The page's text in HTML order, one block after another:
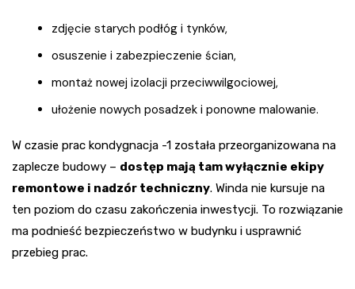
zdjęcie starych podłóg i tynków,
osuszenie i zabezpieczenie ścian,
montaż nowej izolacji przeciwwilgociowej,
ułożenie nowych posadzek i ponowne malowanie.
W czasie prac kondygnacja -1 została przeorganizowana na
zaplecze budowy – dostęp mają tam wyłącznie ekipy
remontowe i nadzór techniczny. Winda nie kursuje na
ten poziom do czasu zakończenia inwestycji. To rozwiązanie
ma podnieść bezpieczeństwo w budynku i usprawnić
przebieg prac.